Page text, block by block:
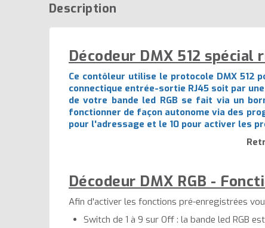
Description
Décodeur DMX 512 spécial
Ce contôleur utilise le protocole DMX 512
connectique entrée-sortie RJ45 soit par
de votre bande led RGB se fait via un
fonctionner de façon autonome via des
pour l'adressage et le 10 pour activer les
Décodeur DMX RGB -
Afin d'activer les fonctions pré-enregistrées
Switch de 1 à 9 sur Off : la bande led RGB